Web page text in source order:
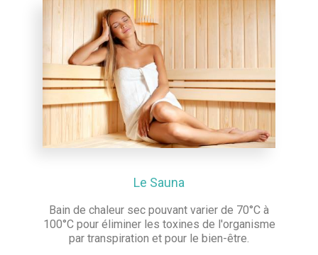
Le Sauna
Bain de chaleur sec pouvant varier de 70°C à
100°C pour éliminer les toxines de l'organisme
par transpiration et pour le bien-être.